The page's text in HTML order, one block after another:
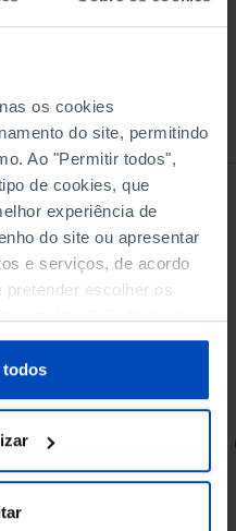
os cookies
do site, permitindo
Ao "Permitir todos",
de cookies, que
experiência de
do site ou apresentar
e serviços, de acordo
escolher os
de preferências ou da
todos
Livraria
Futebol